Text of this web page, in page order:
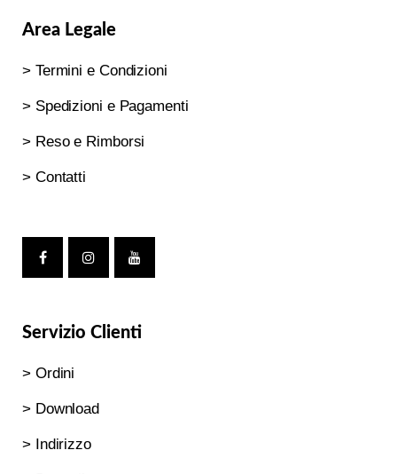
Area Legale
> Termini e Condizioni
> Spedizioni e Pagamenti
> Reso e Rimborsi
> Contatti
Servizio Clienti
> Ordini
> Download
> Indirizzo